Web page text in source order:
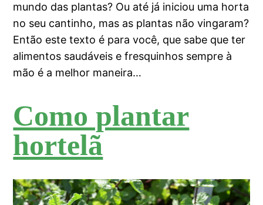
mundo das plantas? Ou até já iniciou uma horta
no seu cantinho, mas as plantas não vingaram?
Então este texto é para você, que sabe que ter
alimentos saudáveis e fresquinhos sempre à
mão é a melhor maneira…
Como plantar
hortelã